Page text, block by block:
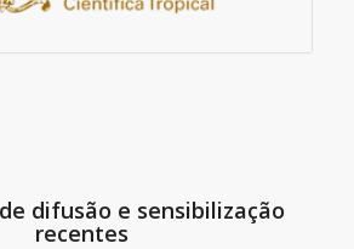
difusão e sensibilização
recentes